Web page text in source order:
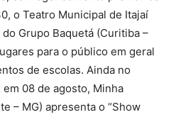
o Teatro Municipal de Itajaí
do Grupo Baquetá (Curitiba –
para o público em geral
de escolas. Ainda no
08 de agosto, Minha
– MG) apresenta o “Show